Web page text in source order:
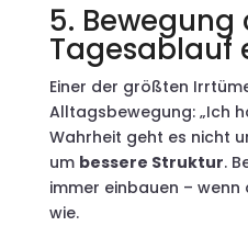
5.
Tagesablauf
Einer der größten
Alltagsbewegung: „Ich
Wahrheit geht es nicht
um bessere Struktur.
immer einbauen –
wie.